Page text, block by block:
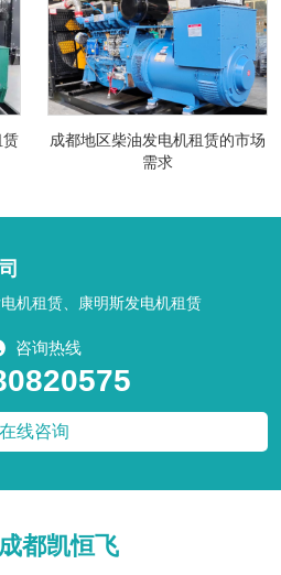
赁
成都地区柴油发电机租赁的市场
需求
机租赁、康明斯发电机租赁
咨询热线
在线咨询
都凯恒飞